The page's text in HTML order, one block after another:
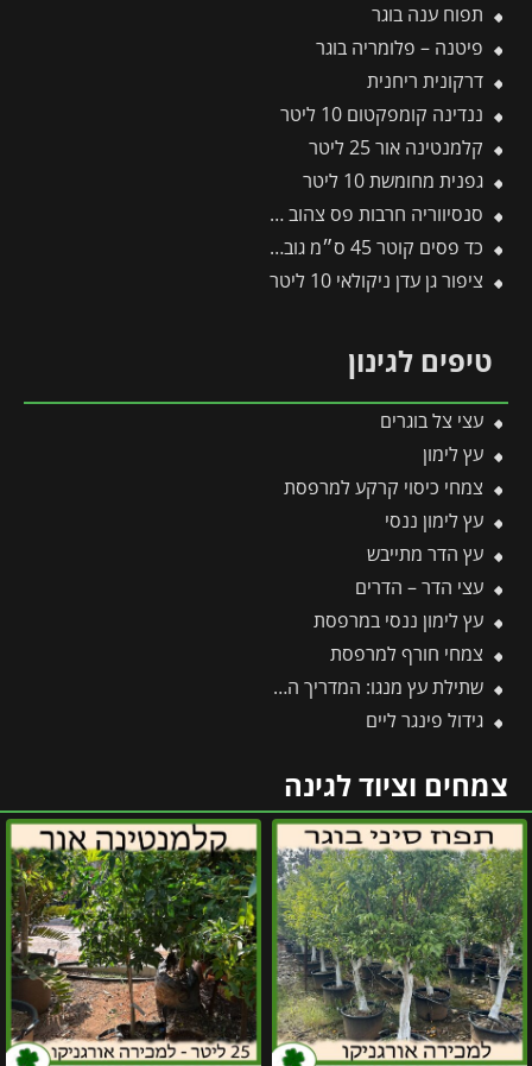
תפוח ענה בוגר
פיטנה – פלומריה בוגר
דרקונית ריחנית
ננדינה קומפקטום 10 ליטר
קלמנטינה אור 25 ליטר
גפנית מחומשת 10 ליטר
סנסיווריה חרבות פס צהוב 10 ליטר
כד פסים קוטר 45 ס״מ גובה 45 ס״מ אפור כהה
ציפור גן עדן ניקולאי 10 ליטר
טיפים לגינון
עצי צל בוגרים
עץ לימון
צמחי כיסוי קרקע למרפסת
עץ לימון ננסי
עץ הדר מתייבש
עצי הדר – הדרים
עץ לימון ננסי במרפסת
צמחי חורף למרפסת
שתילת עץ מנגו: המדריך המקצועי שלב אחר שלב לקליטה מושלמת בגינה
גידול פינגר ליים
צמחים וציוד לגינה